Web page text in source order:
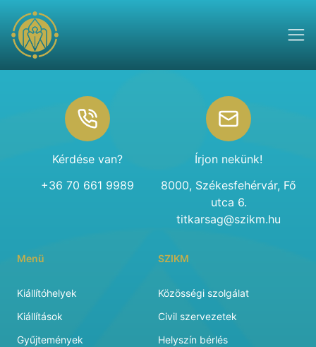
Kérdése van?
+36 70 661 9989
Írjon nekünk!
8000, Székesfehérvár, Fő
utca 6.
titkarsag@szikm.hu
Menü
Kiállítóhelyek
Kiállítások
Gyűjtemények
SZIKM
Közösségi szolgálat
Civil szervezetek
Helyszín bérlés